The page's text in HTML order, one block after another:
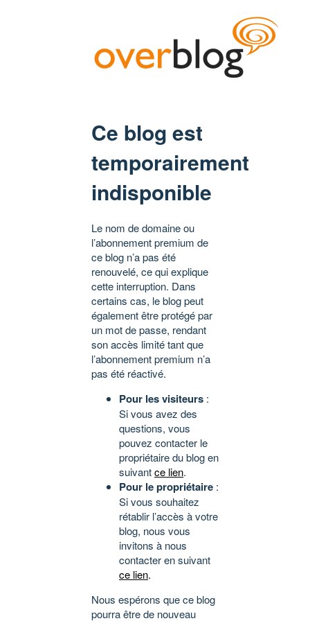
Ce blog est
temporairement
indisponible
Le nom de domaine ou
l’abonnement premium de
ce blog n’a pas été
renouvelé, ce qui explique
cette interruption. Dans
certains cas, le blog peut
également être protégé par
un mot de passe, rendant
son accès limité tant que
l’abonnement premium n’a
pas été réactivé.
Pour les visiteurs :
Si vous avez des
questions, vous
pouvez contacter le
propriétaire du blog en
suivantce lien.
Pour le propriétaire :
Si vous souhaitez
rétablir l’accès à votre
blog, nous vous
invitons à nous
contacter en suivant
ce lien.
Nous espérons que ce blog
pourra être de nouveau